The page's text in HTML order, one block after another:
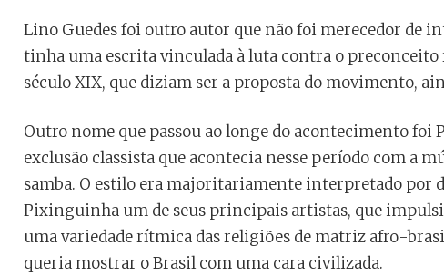
Lino Guedes foi outro autor que não foi merecedor de
tinha uma escrita vinculada à luta contra o
século XIX, que diziam ser a proposta do movimento,
Outro nome que passou ao longe do acontecimento
exclusão classista que acontecia nesse período com a
samba. O estilo era majoritariamente interpretado por
Pixinguinha um de seus principais artistas, que
uma variedade rítmica das religiões de matriz afro-
queria mostrar o Brasil com uma cara civilizada.